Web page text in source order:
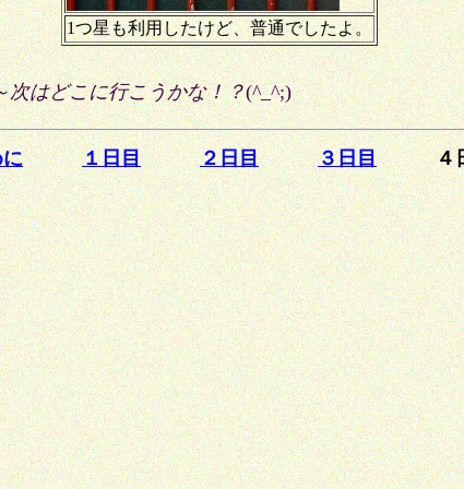
1つ星も利用したけど、普通でしたよ。
次はどこに行こうかな！？(^_^;)
１日目 ２日目 ３日目４日